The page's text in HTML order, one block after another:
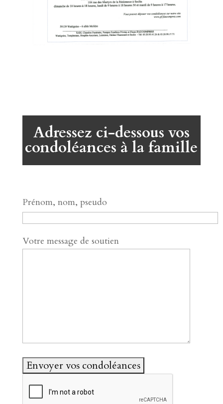
Adressez ci-dessous vos
condoléances à la famille
Prénom, nom, pseudo
Votre message de soutien